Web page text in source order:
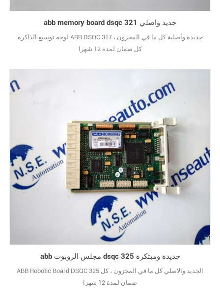
abb memory board dsqc 321 جديد واصلي
لوحة توسيع الذاكرة ABB DSQC 317 جديدة وأصلية كل ما في المخزون ،
كل ضمان لمدة 12 شهرا
abb مجلس الروبوت dsqc 325 جديدة ومبتكرة
ABB Robotic Board DSQC 325 الجديد والاصلي كل ما في المخزون ، كل
ضمان لمدة 12 شهرا